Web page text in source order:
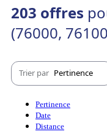
203 offres
(76000,
Trier par Pertinence
Pertinence
Date
Distance